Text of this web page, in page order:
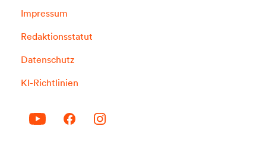
Impressum
Redaktionsstatut
Datenschutz
KI-Richtlinien